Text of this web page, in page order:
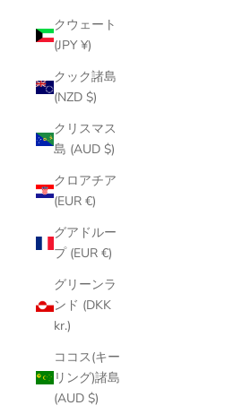
クウェート
(JPY ¥)
クック諸島
(NZD $)
クリスマス
島 (AUD $)
クロアチア
(EUR €)
グアドルー
プ (EUR €)
グリーンラ
ンド (DKK
kr.)
ココス(キー
リング)諸島
(AUD $)